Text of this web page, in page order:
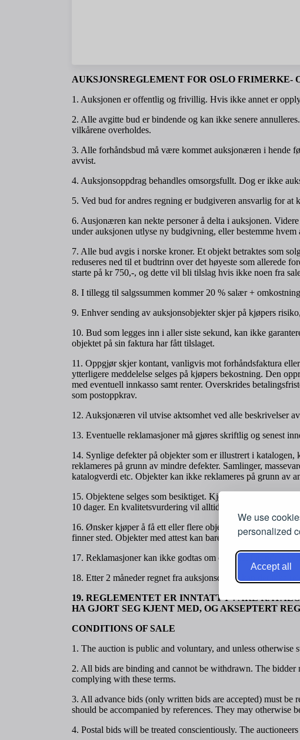
We use
personalized
Accept all
AUKSJONSREGLEMENT FOR OSLO FRIMERKE-
1. Auksjonen er offentlig og frivillig. Hvis ikke annet er
2. Alle avgitte bud er bindende og kan ikke senere
vilkårene overholdes.
3. Alle forhåndsbud må være kommet auksjonæren i hende
avvist.
4. Auksjonsoppdrag behandles omsorgsfullt. Dog er ikke
5. Ved bud for andres regning er budgiveren ansvarlig for at
6. Ausjonæren kan nekte personer å delta i auksjonen.
under auksjonen utlyse ny budgivning, eller bestemme
7. Alle bud avgis i norske kroner. Et objekt betraktes som
reduseres ned til et budtrinn over det høyeste som allerede
starte på kr 750,-, og dette vil bli tilslag hvis ikke noen fra
8. I tillegg til salgssummen kommer 20 % salær +
9. Enhver sending av auksjonsobjekter skjer på kjøpers
10. Bud som legges inn i aller siste sekund, kan ikke
objektet på sin faktura har fått tilslaget.
11. Oppgjør skjer kontant, vanligvis mot forhåndsfaktura
ytterligere meddelelse selges på kjøpers bekostning. Den
med eventuell innkasso samt renter. Overskrides
som postoppkrav.
12. Auksjonæren vil utvise aktsomhet ved alle beskrivelser
13. Eventuelle reklamasjoner må gjøres skriftlig og senest
14. Synlige defekter på objekter som er illustrert i
reklameres på grunn av mindre defekter. Samlinger,
katalogverdi etc. Objekter kan ikke reklameres på grunn av
15. Objektene selges som besiktiget. Kjøperen plikter å
10 dager. En kvalitetsvurdering vil alltid være subjektiv og
16. Ønsker kjøper å få ett eller flere objekter prøvet hos
finner sted. Objekter med attest kan bare reklameres hvis to
17. Reklamasjoner kan ikke godtas om objektet forandres
18. Etter 2 måneder regnet fra auksjonsdagen kan det ikke
19. REGLEMENTET ER INNTATT I VÅRE
HA GJORT SEG KJENT MED, OG AKSEPTERT
CONDITIONS OF SALE
1. The auction is public and voluntary, and unless otherwise
2. All bids are binding and cannot be withdrawn. The
complying with these terms.
3. All advance bids (only written bids are accepted) must be
should be accompanied by references. They may otherwise
4. Postal bids will be treated conscientiously. The